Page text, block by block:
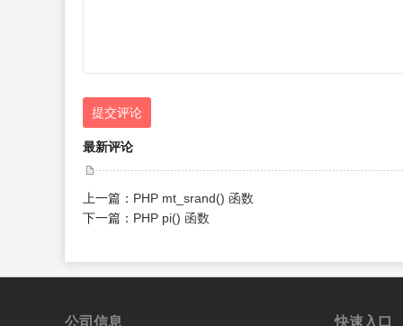
提交评论
最新评论
上一篇： PHP mt_srand() 函数
下一篇： PHP pi() 函数
公司信息 快速入口